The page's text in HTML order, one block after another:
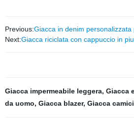
Previous:Giacca in denim
Next:Giacca riciclata con cappuccio in
Giacca impermeabile leggera, Giacca
da uomo, Giacca blazer, Giacca